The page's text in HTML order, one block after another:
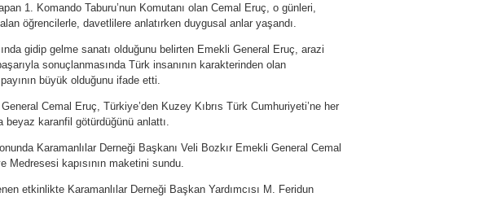
1. Komando Taburu’nun Komutanı olan Cemal Eruç, o günleri,
öğrencilerle, davetlilere anlatırken duygusal anlar yaşandı.
gidip gelme sanatı olduğunu belirten Emekli General Eruç, arazi
sonuçlanmasında Türk insanının karakterinden olan
büyük olduğunu ifade etti.
Cemal Eruç, Türkiye’den Kuzey Kıbrıs Türk Cumhuriyeti’ne her
karanfil götürdüğünü anlattı.
Karamanlılar Derneği Başkanı Veli Bozkır Emekli General Cemal
Medresesi kapısının maketini sundu.
etkinlikte Karamanlılar Derneği Başkan Yardımcısı M. Feridun